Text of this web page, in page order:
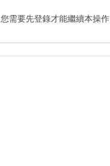
您需要先登錄才能繼續本操作